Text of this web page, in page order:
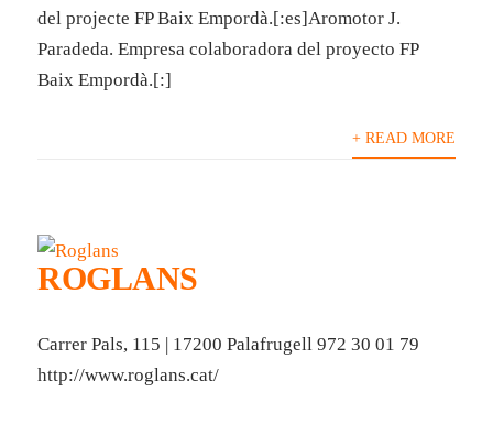
del projecte FP Baix Empordà.[:es]Aromotor J.
Paradeda. Empresa colaboradora del proyecto FP
Baix Empordà.[:]
+ READ MORE
ROGLANS
Carrer Pals, 115 | 17200 Palafrugell 972 30 01 79
http://www.roglans.cat/